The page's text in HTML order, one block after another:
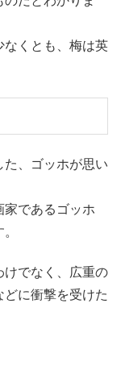
なくとも、梅は英
、ゴッホが思い
家であるゴッホ
けでなく、広重の
に衝撃を受けた